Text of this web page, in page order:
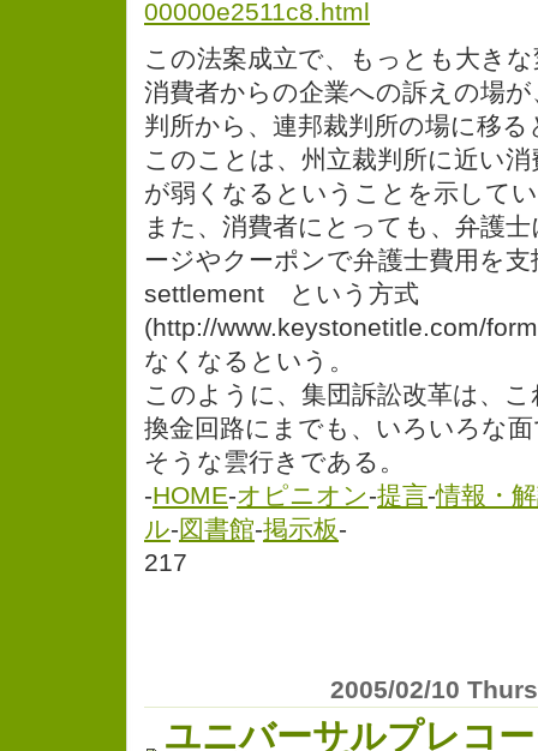
00000e2511c8.html
この法案成立で、もっとも大き
消費者からの企業への訴えの場
判所から、連邦裁判所の場に移
このことは、州立裁判所に近い
が弱くなるということを示して
また、消費者にとっても、弁護
ージやクーポンで弁護士費用を
settlement という方式
(http://www.keystonetitle.com/
なくなるという。
このように、集団訴訟改革は、
換金回路にまでも、いろいろな
そうな雲行きである。
-HOME-オピニオン-提言-情報・
ル-図書館-掲示板-
217
2005/02/10
ユニバーサルプレコ